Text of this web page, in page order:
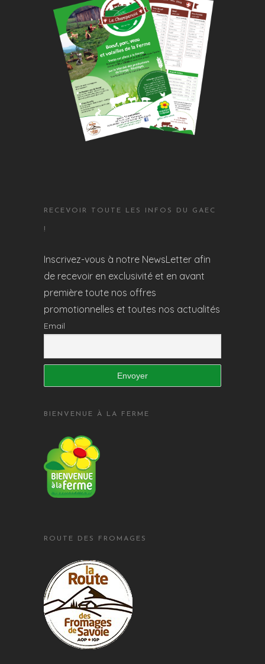
RECEVOIR TOUTE LES INFOS DU GAEC
!
Inscrivez-vous à notre NewsLetter afin
de recevoir en exclusivité et en avant
première toute nos offres
promotionnelles et toutes nos actualités
Email
BIENVENUE À LA FERME
ROUTE DES FROMAGES